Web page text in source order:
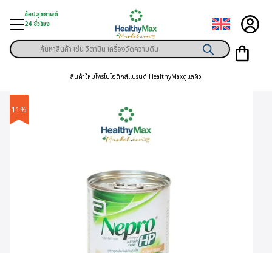
content
ช้อปสุขภาพดี
24 ชั่วโมง
มู่สินค้า
าพเฉพาะคุณ
Products
search
สินค้าใหม่โพรไบโอติกส์แบรนด์ HealthyMaxดูแลผิว
11%